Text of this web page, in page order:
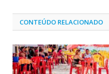
CONTEÚDO RELACIONADO